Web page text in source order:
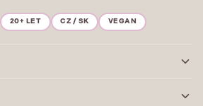
20+ LET CZ / SK VEGAN